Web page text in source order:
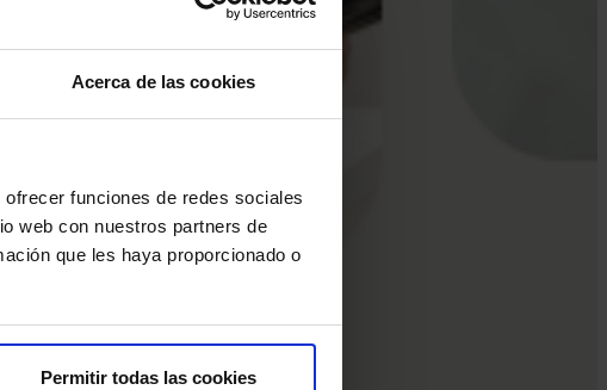
Acerca de las cookies
funciones de redes sociales
web con nuestros partners de
que les haya proporcionado o
Permitir todas las cookies